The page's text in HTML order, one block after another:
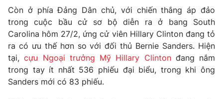
Giải sao mai
Sao
Làm đẹp
Chất lượng cuộc sống
Tuyển sinh
Học trực tuyến
Công nghệ
Hitech Công nghệ tương lai
Sản phẩm
Giao lưu trực tuyến
Còn ở phía Đảng Dân chủ, với chiến thắng áp đảo
trong cuộc bầu cử sơ bộ diễn ra ở bang South
Carolina hôm 27/2, ứng cử viên Hillary Clinton đang tỏ
ra có ưu thế hơn so với đối thủ Bernie Sanders. Hiện
tại,cựu Ngoại trưởng Mỹ Hillary Clintonđang nắm
trong tay ít nhất 536 phiếu đại biểu, trong khi ông
Sanders mới có 83 phiếu.